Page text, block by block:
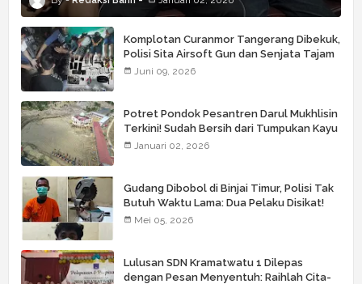
Komplotan Curanmor Tangerang Dibekuk,
Polisi Sita Airsoft Gun dan Senjata Tajam
Juni 09, 2026
Potret Pondok Pesantren Darul Mukhlisin
Terkini! Sudah Bersih dari Tumpukan Kayu
Januari 02, 2026
Gudang Dibobol di Binjai Timur, Polisi Tak
Butuh Waktu Lama: Dua Pelaku Disikat!
Mei 05, 2026
Lulusan SDN Kramatwatu 1 Dilepas
dengan Pesan Menyentuh: Raihlah Cita-